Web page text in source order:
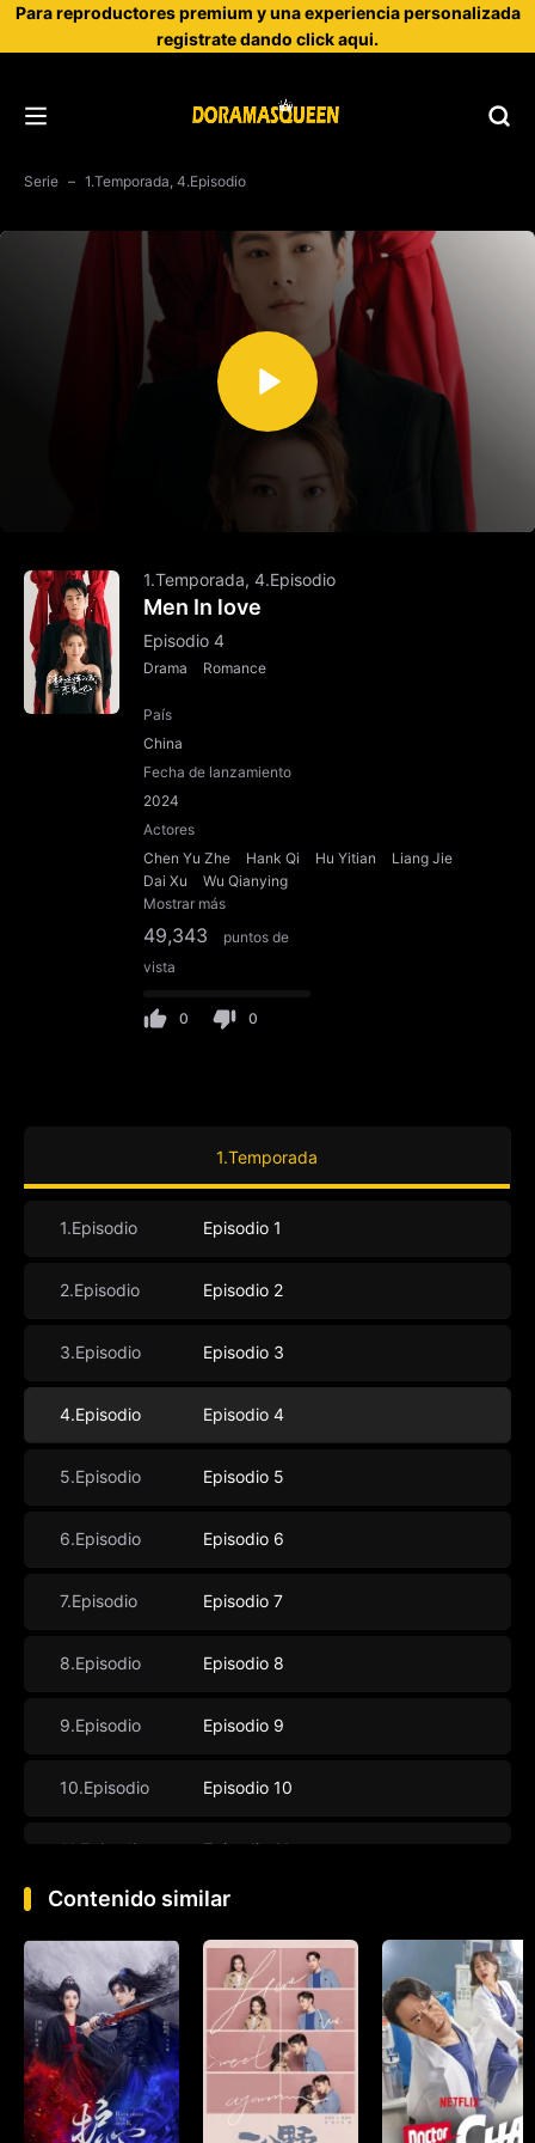
Para reproductores premium y una experiencia personalizada
registrate dando click aqui.
Serie 1.Temporada, 4.Episodio
1.Temporada, 4.Episodio
Men In love
Episodio 4
Drama Romance
País
China
Fecha de lanzamiento
2024
Actores
Chen Yu Zhe
Hank Qi Hu Yitian
Liang Jie
Dai Xu
Wu Qianying
Mostrar más
49,343
puntos de
vista
0 0
1.Temporada
1.Episodio Episodio 1
2.Episodio Episodio 2
3.Episodio Episodio 3
4.Episodio Episodio 4
5.Episodio Episodio 5
6.Episodio Episodio 6
7.Episodio Episodio 7
8.Episodio Episodio 8
9.Episodio Episodio 9
10.Episodio Episodio 10
11.Episodio Episodio 11
12.Episodio Episodio 12
13.Episodio Episodio 13
14.Episodio Episodio 14
15.Episodio Episodio 15
Contenido similar